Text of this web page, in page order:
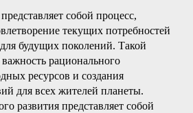
собой процесс,
текущих потребностей
будущих поколений. Такой
рационального
ресурсов и создания
для всех жителей планеты.
развития представляет собой